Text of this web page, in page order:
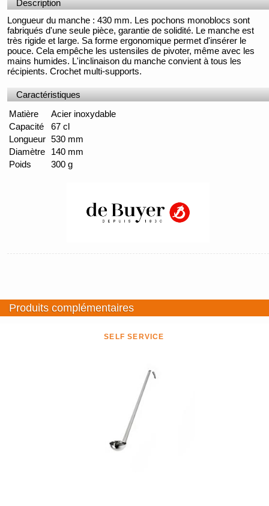
Description
Longueur du manche : 430 mm. Les pochons monoblocs sont
fabriqués d'une seule pièce, garantie de solidité. Le manche est
très rigide et large. Sa forme ergonomique permet d'insérer le
pouce. Cela empêche les ustensiles de pivoter, même avec les
mains humides. L'inclinaison du manche convient à tous les
récipients. Crochet multi-supports.
Caractéristiques
Matière
Acier inoxydable
Capacité
67 cl
Longueur 530 mm
Diamètre
140 mm
Poids
300 g
Produits complémentaires
SELF SERVICE